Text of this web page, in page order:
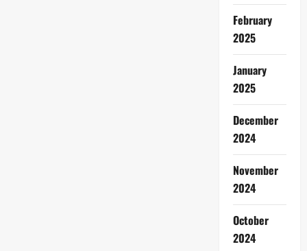
February
2025
January
2025
December
2024
November
2024
October
2024